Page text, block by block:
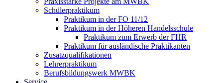
Schülerpraktikum
Praktikum in der FO 11/12
Praktikum in der Höheren Handelsschule
Praktikum zum Erwerb der FHR
Praktikum für ausländische Praktikanten
Zusatzqualifikationen
Lehrerpraktikum
Berufsbildungswerk MWBK